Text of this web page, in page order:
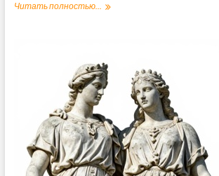
у
Читать полностью... К
б
у
д
т
з
и
м
а